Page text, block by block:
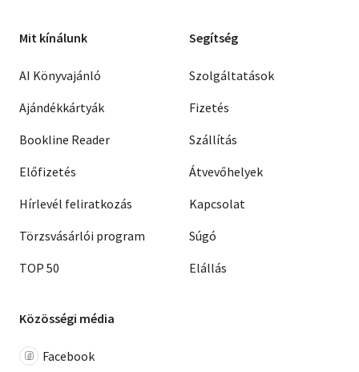
Mit kínálunk
AI Könyvajánló
Ajándékkártyák
Bookline Reader
Előfizetés
Hírlevél feliratkozás
Törzsvásárlói program
TOP 50
Segítség
Szolgáltatások
Fizetés
Szállítás
Átvevőhelyek
Kapcsolat
Súgó
Elállás
Közösségi média
Facebook